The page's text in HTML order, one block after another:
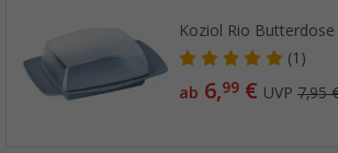
Koziol Rio Butterdose
(1)
ab 6,99 € UVP7,95